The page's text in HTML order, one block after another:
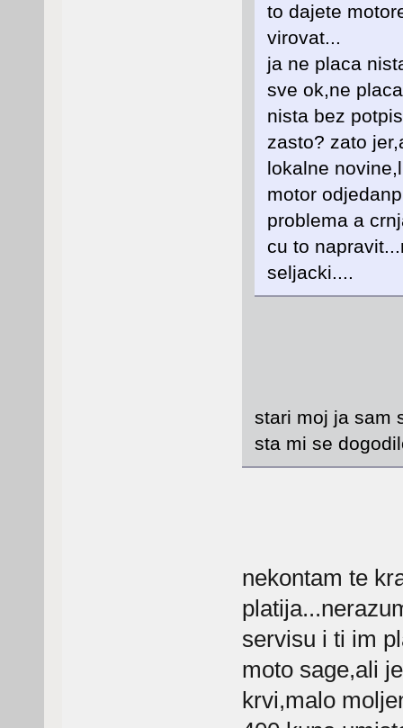
to dajete
virovat...
ja ne placa
sve ok,ne
nista bez
zasto? zato
lokalne
motor
problema a
cu to
seljacki....
stari moj ja sam
sta mi se
nekontam te
servisu i ti im
moto sage,ali
krvi,malo